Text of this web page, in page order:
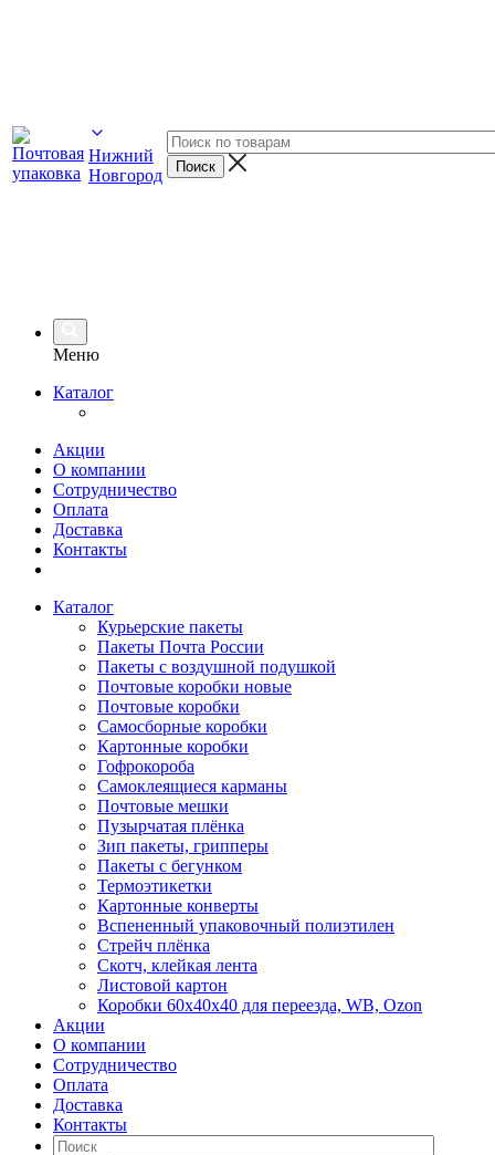
Нижний
Новгород
Меню
Каталог
Акции
О компании
Сотрудничество
Оплата
Доставка
Контакты
Каталог
Курьерские пакеты
Пакеты Почта России
Пакеты с воздушной подушкой
Почтовые коробки новые
Почтовые коробки
Самосборные коробки
Картонные коробки
Гофрокороба
Самоклеящиеся карманы
Почтовые мешки
Пузырчатая плёнка
Зип пакеты, грипперы
Пакеты с бегунком
Термоэтикетки
Картонные конверты
Вспененный упаковочный полиэтилен
Стрейч плёнка
Скотч, клейкая лента
Листовой картон
Коробки 60х40х40 для переезда, WB, Ozon
Акции
О компании
Сотрудничество
Оплата
Доставка
Контакты